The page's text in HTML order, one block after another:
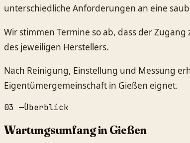
unterschiedliche Anforderungen an eine
Wir stimmen Termine so ab, dass der
des jeweiligen Herstellers.
Nach Reinigung, Einstellung und Messung
Eigentümergemeinschaft in Gießen eignet.
03 —Überblick
Wartungsumfang in Gießen